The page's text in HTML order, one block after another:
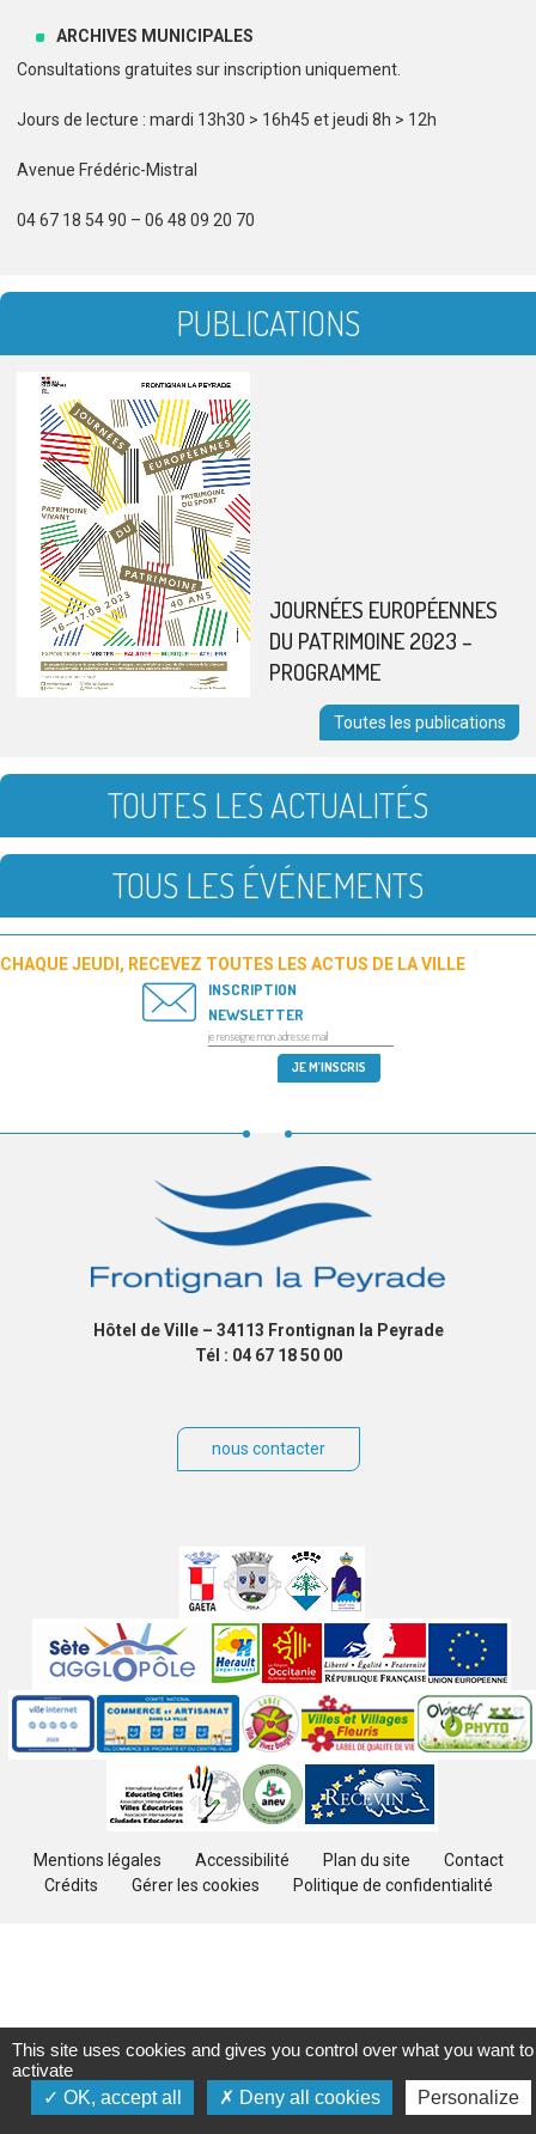
ARCHIVES MUNICIPALES
Consultations gratuites sur inscription uniquement.
Jours de lecture : mardi 13h30 > 16h45 et jeudi 8h > 12h
Avenue Frédéric-Mistral
04 67 18 54 90 – 06 48 09 20 70
PUBLICATIONS
JOURNÉES EUROPÉENNES
DU PATRIMOINE 2023 –
PROGRAMME
Toutes les publications
TOUTES LES ACTUALITÉS
TOUS LES ÉVÉNEMENTS
CHAQUE JEUDI, RECEVEZ TOUTES LES ACTUS DE LA VILLE
INSCRIPTION
NEWSLETTER
Hôtel de Ville – 34113 Frontignan la Peyrade
Tél : 04 67 18 50 00
nous contacter
partenaires
Labels
Mentions légales Accessibilité Plan du site
Contact
Crédits
Gérer les cookies Politique de confidentialité
This site uses cookies and gives you control over what you want to
activate
OK, accept all
Deny all cookies Personalize